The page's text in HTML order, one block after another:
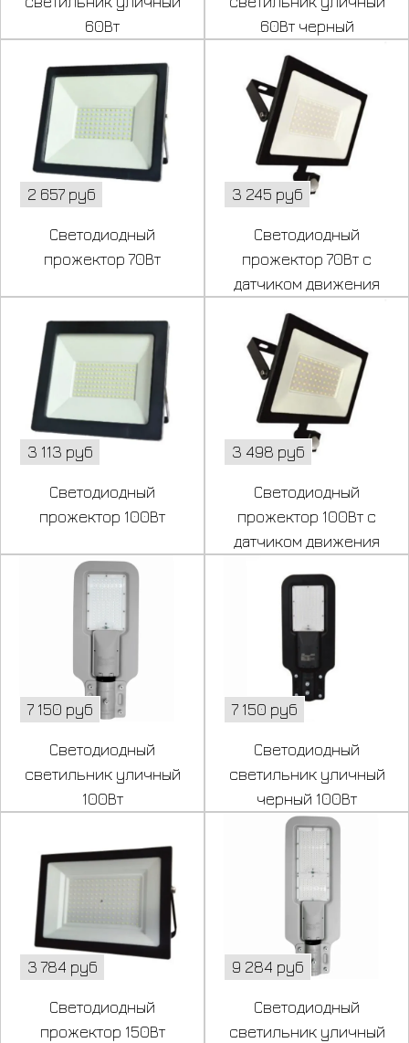
60Вт
60Вт черный
2 657 руб
Светодиодный
прожектор 70Вт
3 245 руб
Светодиодный
прожектор 70Вт с
датчиком движения
3 113 руб
Светодиодный
прожектор 100Вт
3 498 руб
Светодиодный
прожектор 100Вт с
датчиком движения
7 150 руб
Светодиодный
светильник уличный
100Вт
7 150 руб
Светодиодный
светильник уличный
черный 100Вт
3 784 руб
Светодиодный
прожектор 150Вт
9 284 руб
Светодиодный
светильник уличный